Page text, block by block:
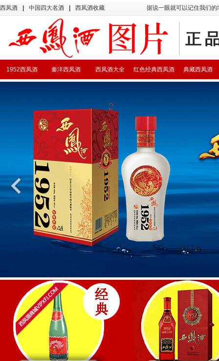
西凤酒 中国四大名酒 西凤酒收藏 据说一眼就可以记住我们
典藏西凤酒
红色经典西凤酒
西凤酒大全
秦沣西凤酒
1952西凤酒